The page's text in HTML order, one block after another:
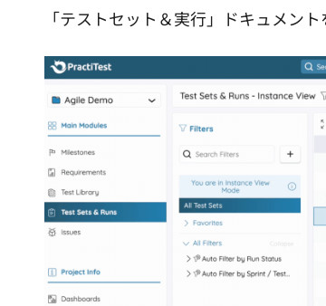
「テストセット＆実行」ドキュメント